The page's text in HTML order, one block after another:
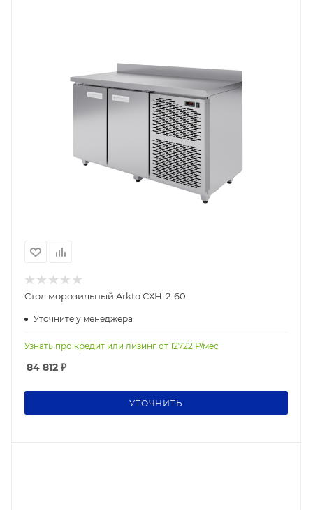
Стол морозильный Arkto СХН-2-60
Уточните у менеджера
Узнать про кредит или лизинг от 12722 Р/мес
84 812 ₽
УТОЧНИТЬ